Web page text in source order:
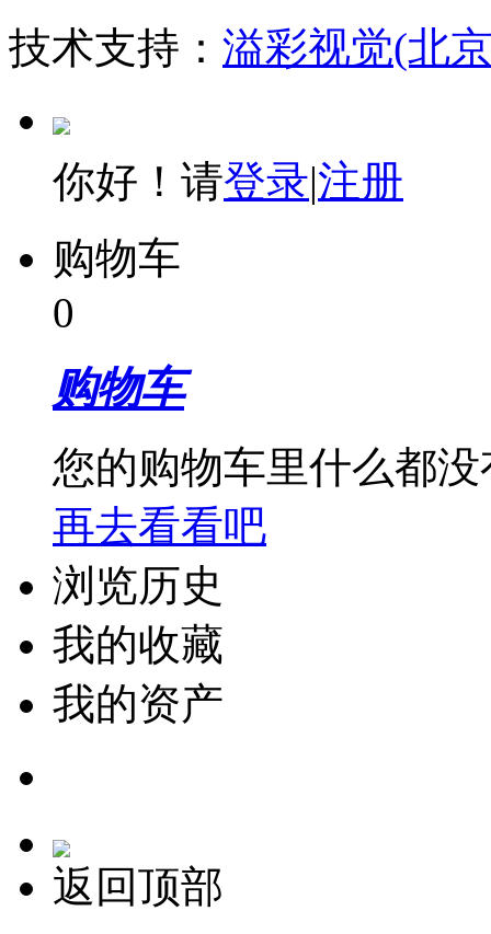
技术支持： 溢彩视觉(北
你好！请登录|注册
购物车
0
购物车
您的购物车里什么都没
再去看看吧
浏览历史
我的收藏
我的资产
返回顶部